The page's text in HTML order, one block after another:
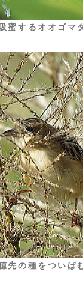
蜜するオオゴマ
先の種をついば